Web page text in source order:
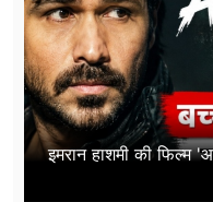
इमरान हाशमी की फिल्म